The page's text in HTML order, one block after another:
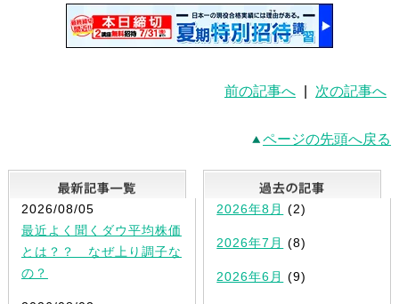
前の記事へ 次の記事へ
ページの先頭へ戻る
最新記事一覧
2026/08/05
最近よく聞くダウ平均株価
とは？？ なぜ上り調子な
の？
2026年8月 (2)
2026年7月 (8)
2026年6月 (9)